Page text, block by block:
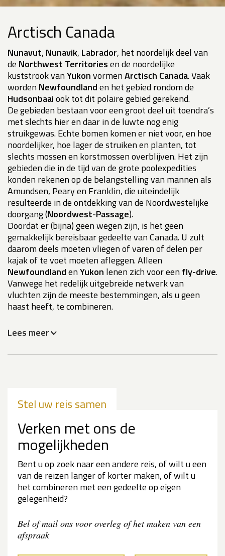
Arctisch Canada
Nunavut, Nunavik, Labrador, het noordelijk deel van
de Northwest Territoriesen de noordelijke
kuststrook vanYukonvormenArctisch Canada. Vaak
worden Newfoundlanden het gebied rondom de
Hudsonbaaiook tot dit polaire gebied gerekend.
De gebieden bestaan voor een groot deel uit toendra’s
met slechts hier en daar in de luwte nog enig
struikgewas. Echte bomen komen er niet voor, en hoe
noordelijker, hoe lager de struiken en planten, tot
slechts mossen en korstmossen overblijven. Het zijn
gebieden die in de tijd van de grote poolexpedities
konden rekenen op de belangstelling van mannen als
Amundsen, Peary en Franklin, die uiteindelijk
resulteerde in de ontdekking van de Noordwestelijke
doorgang (Noordwest-Passage).
Doordat er (bijna) geen wegen zijn, is het geen
gemakkelijk bereisbaar gedeelte van Canada. U zult
daarom deels moeten vliegen of varen of delen per
kajak of te voet moeten afleggen. Alleen
NewfoundlandenYukon lenen zich voor een fly-drive.
Vanwege het redelijk uitgebreide netwerk van
vluchten zijn de meeste bestemmingen, als u geen
haast heeft, te combineren.
Lees meer
Stel uw reis samen
Verken met ons de
mogelijkheden
Bent u op zoek naar een andere reis, of wilt u een
van de reizen langer of korter maken, of wilt u
het combineren met een gedeelte op eigen
gelegenheid?
Bel of mail ons voor overleg of het maken van een
afspraak